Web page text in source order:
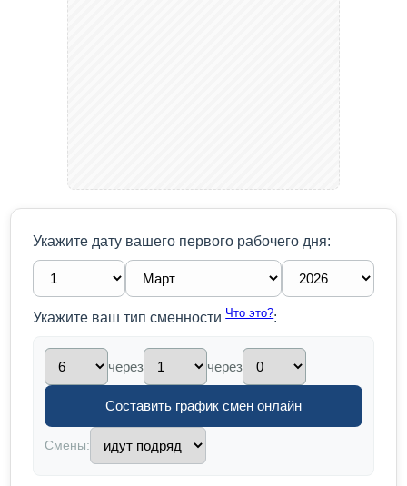
Укажите дату вашего первого рабочего дня:
Укажите ваш тип сменностиЧто это?:
через через
Смены: